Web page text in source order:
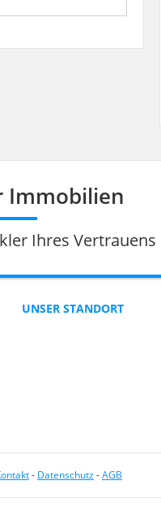
Immobilien
Ihres Vertrauens
UNSER STANDORT
- Datenschutz-AGB